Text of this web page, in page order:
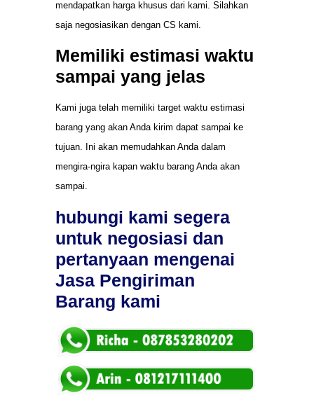
mendapatkan harga khusus dari kami. Silahkan
saja negosiasikan dengan CS kami.
Memiliki estimasi waktu
sampai yang jelas
Kami juga telah memiliki target waktu estimasi
barang yang akan Anda kirim dapat sampai ke
tujuan. Ini akan memudahkan Anda dalam
mengira-ngira kapan waktu barang Anda akan
sampai.
hubungi kami segera
untuk negosiasi dan
pertanyaan mengenai
Jasa Pengiriman
Barang kami